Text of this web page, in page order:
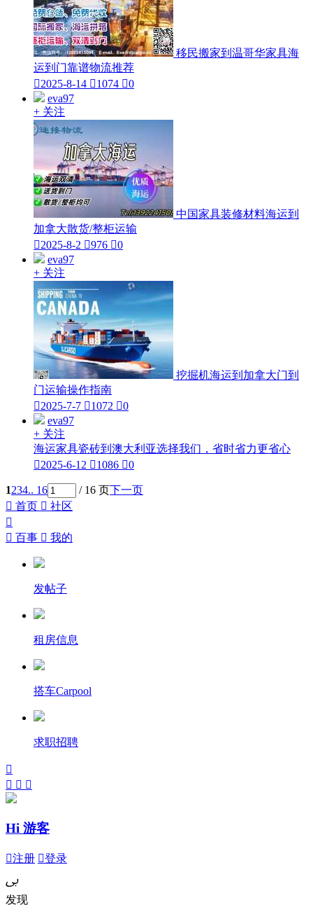
移民搬家到温哥华家具海
运到门靠谱物流推荐
2025-8-14 1074 0
eva97
+ 关注
中国家具装修材料海运到
加拿大散货/整柜运输
2025-8-2 976 0
eva97
+ 关注
挖掘机海运到加拿大门到
门运输操作指南
2025-7-7 1072 0
eva97
+ 关注
海运家具瓷砖到澳大利亚选择我们，省时省力更省心
2025-6-12 1086 0
1234.. 16 / 16 页下一页
 首页  社区

 百事  我的
发帖子
租房信息
搭车Carpool
求职招聘

  
Hi 游客
注册 登录
ﰉ
发现